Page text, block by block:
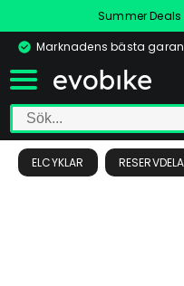
Summer
Marknadens bästa
ELCYKLAR